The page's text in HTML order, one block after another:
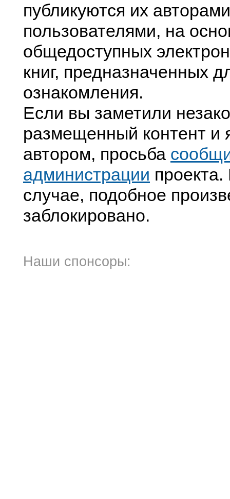
публикуются их
пользователями, на
общедоступных
книг, предназначенных
ознакомления.
Если вы заметили
размещенный контент и
автором, просьба
администрации
случае, подобное
заблокировано.
Наши спонсоры: